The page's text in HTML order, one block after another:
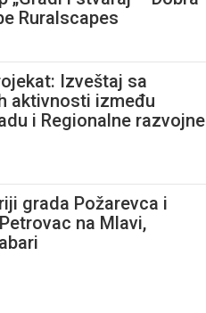
Ruralscapes
Izveštaj sa
aktivnosti između
i Regionalne razvojne
grada Požarevca i
na Mlavi,